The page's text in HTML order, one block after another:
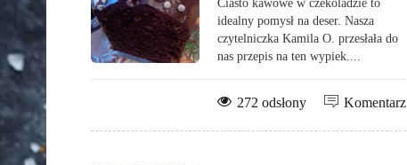
Ciasto kawowe w czekoladzie to
idealny pomysł na deser. Nasza
czytelniczka Kamila O. przesłała do
nas przepis na ten wypiek....
Komentarz
272 odsłony